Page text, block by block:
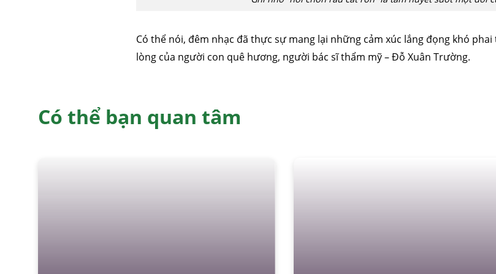
Có thể nói, đêm nhạc đã thực sự mang lại những cảm xúc lắng đọng khó
lòng của người con quê hương, người bác sĩ thẩm mỹ – Đỗ Xuân Trường.
Có thể bạn quan tâm